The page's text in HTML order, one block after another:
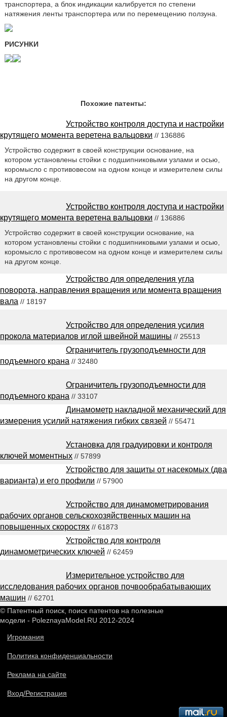
транспортера, а блок индикации калибруется по степени
натяжения ленты транспортера или по перемещению ползуна.
РИСУНКИ
Похожие патенты:
Устройство контроля доступа и настройки
крутящего момента веретена вальцовки // 136886
Устройство содержит в своей конструкции основание, на
котором установлены стойки с подшипниковыми узлами и осью,
коромысло с противовесом на одном конце и измерителем силы
на другом конце.
Устройство контроля доступа и настройки
крутящего момента веретена вальцовки // 136886
Устройство содержит в своей конструкции основание, на
котором установлены стойки с подшипниковыми узлами и осью,
коромысло с противовесом на одном конце и измерителем силы
на другом конце.
Устройство для определения угла
поворота, направления вращения или момента вращения
вала // 18197
Устройство для определения усилия
прокола материалов иглой швейной машины // 25513
Ограничитель грузоподъемности для
подъемного крана // 32480
Ограничитель грузоподъемности для
подъемного крана // 33107
Динамометр накладной механический для
измерения усилий натяжения гибких связей // 55471
Установка для градуировки и контроля
ключей моментных // 57899
Устройство для защиты от насекомых (два
варианта) и его профили // 57900
Устройство для динамометрирования
рабочих органов сельскохозяйственных машин на
повышенных скоростях // 61873
Устройство для контроля
динамометрических ключей // 62459
Измерительное устройство для
исследования рабочих органов почвообрабатывающих
машин // 62701
© Патентный поиск, поиск патентов на полезные
модели - PoleznayaModel.RU 2012-2024
Игромания
Политика конфиденциальности
Реклама на сайте
Вход/Регистрация